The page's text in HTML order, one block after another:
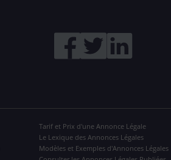
Tarif et Prix d'une Annonce Légale
Le Lexique des Annonces Légales
Modèles et Exemples d'Annonces Légales